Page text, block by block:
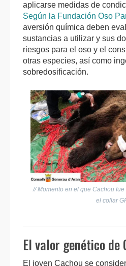
aplicarse medidas de
Según la Fundación Oso
aversión química deben
sustancias a utilizar y sus
riesgos para el oso y el
otras especies, así como
sobredosificación.
// Momento en el que Cachou
el collar
El valor genético de
El joven Cachou se